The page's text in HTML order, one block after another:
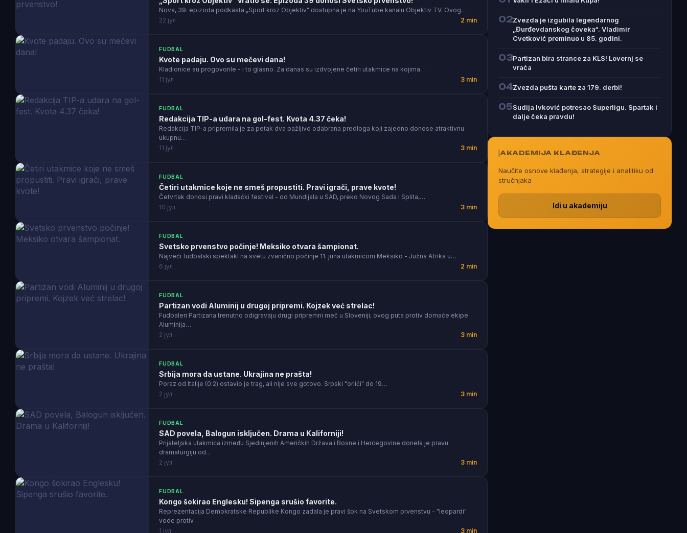
Nova, 39. epizoda podkasta „Sport kroz Objektiv" dostupna je na YouTube kanalu Objektiv TV. Ovog…
22 јул
2 min
FUDBAL
Kvote padaju. Ovo su mečevi dana!
Kladionice su progovorile - i to glasno. Za danas su izdvojene četiri utakmice na kojima…
11 јул
3 min
FUDBAL
Redakcija TIP-a udara na gol-fest. Kvota 4.37 čeka!
Redakcija TIP-a pripremila je za petak dva pažljivo odabrana predloga koji zajedno donose atraktivnu
ukupnu…
11 јул
3 min
FUDBAL
Četiri utakmice koje ne smeš propustiti. Pravi igrači, prave kvote!
Četvrtak donosi pravi klađački festival - od Mundijala u SAD, preko Novog Sada i Splita,…
10 јул
3 min
FUDBAL
Svetsko prvenstvo počinje! Meksiko otvara šampionat.
Najveći fudbalski spektakl na svetu zvanično počinje 11. juna utakmicom Meksiko - Južna Afrika u…
6 јул
2 min
FUDBAL
Partizan vodi Aluminij u drugoj pripremi. Kojzek već strelac!
Fudbaleri Partizana trenutno odigravaju drugi pripremni meč u Sloveniji, ovog puta protiv domaće ekipe
Aluminija…
2 јул
3 min
FUDBAL
Srbija mora da ustane. Ukrajina ne prašta!
Poraz od Italije (0:2) ostavio je trag, ali nije sve gotovo. Srpski "orlići" do 19…
2 јул
3 min
FUDBAL
SAD povela, Balogun isključen. Drama u Kaliforniji!
Prijateljska utakmica između Sjedinjenih Američkih Država i Bosne i Hercegovine donela je pravu
dramaturgiju od…
2 јул
3 min
FUDBAL
Kongo šokirao Englesku! Sipenga srušio favorite.
Reprezentacija Demokratske Republike Kongo zadala je pravi šok na Svetskom prvenstvu - "leopardi"
vode protiv…
1 јул
3 min
02Zvezda je izgubila legendarnog
„Đurđevdanskog čoveka“. Vladimir
Cvetković preminuo u 85. godini.
03Partizan bira strance za KLS! Lovernj se
vraća
04Zvezda pušta karte za 179. derbi!
05Sudija Ivković potresao Superligu. Spartak i
dalje čeka pravdu!
AKADEMIJA KLAĐENJA
Naučite osnove klađenja, strategije i analitiku od
stručnjaka
Idi u akademiju